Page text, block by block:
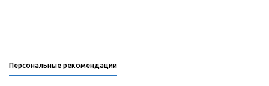
Персональные рекомендации